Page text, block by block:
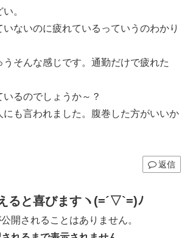
。
いないのに疲れているっていうのわかり
うそんな感じです。通勤だけで疲れた
るのでしょうか～？
にも言われました。腹巻した方がいいか
返信
ると喜びますヽ(=´▽`=)ﾉ
開されることはありません。